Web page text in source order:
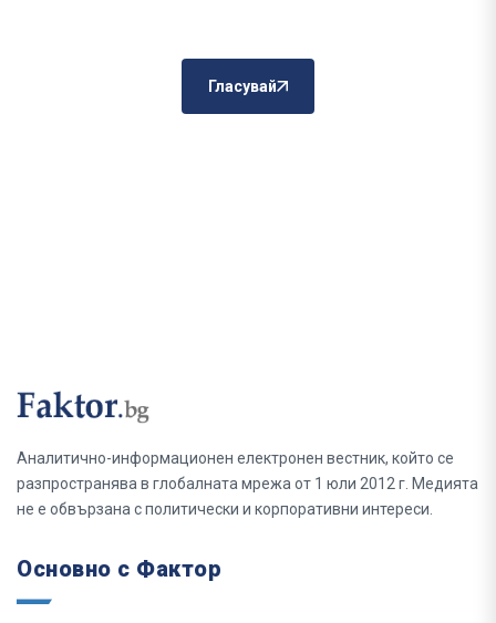
Гласувай
Аналитично-информационен електронен вестник, който се
разпространява в глобалната мрежа от 1 юли 2012 г. Медията
не е обвързана с политически и корпоративни интереси.
Основно с Фактор